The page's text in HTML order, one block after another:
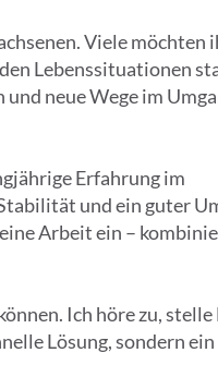
Viele möchten
Lebenssituationen
neue Wege im
Erfahrung im
und ein guter
Arbeit ein –
Ich höre zu, stelle
Lösung, sondern ein